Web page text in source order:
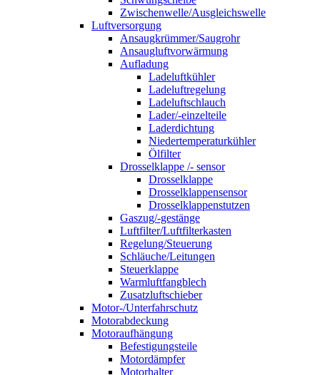
Zwischenwelle/Ausgleichswelle
Luftversorgung
Ansaugkrümmer/Saugrohr
Ansaugluftvorwärmung
Aufladung
Ladeluftkühler
Ladeluftregelung
Ladeluftschlauch
Lader/-einzelteile
Laderdichtung
Niedertemperaturkühler
Ölfilter
Drosselklappe /- sensor
Drosselklappe
Drosselklappensensor
Drosselklappenstutzen
Gaszug/-gestänge
Luftfilter/Luftfilterkasten
Regelung/Steuerung
Schläuche/Leitungen
Steuerklappe
Warmluftfangblech
Zusatzluftschieber
Motor-/Unterfahrschutz
Motorabdeckung
Motoraufhängung
Befestigungsteile
Motordämpfer
Motorhalter